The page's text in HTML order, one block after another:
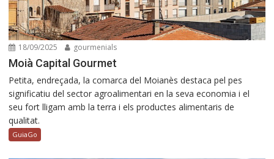
18/09/2025 gourmenials
Moià Capital Gourmet
Petita, endreçada, la comarca del Moianès destaca pel pes
significatiu del sector agroalimentari en la seva economia i el
seu fort lligam amb la terra i els productes alimentaris de
qualitat.
GuiaGo